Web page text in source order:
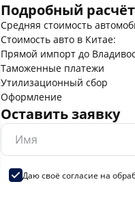
Подробный расчёт
Средняя стоимость
Стоимость авто в Китае:
Прямой импорт до
Таможенные платежи
Утилизационный сбор
Оформление
Оставить заявку
Даю своё согласие на